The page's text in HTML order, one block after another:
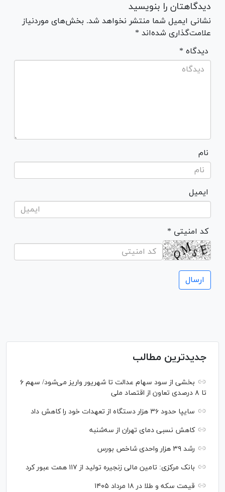
دیدگاهتان را بنویسید
نشانی ایمیل شما منتشر نخواهد شد. بخش‌های موردنیاز
علامت‌گذاری شده‌اند *
* دیدگاه
نام
ایمیل
* کد امنیتی
جدیدترین مطالب
بخشی از سود سهام عدالت تا شهریور واریز می‌شود/ سهم ۶
تا ۸ درصدی تعاون از اقتصاد ملی
سایپا حدود ۳۶ هزار دستگاه از تعهدات خود را کاهش داد
کاهش نسبی دمای تهران از سه‌شنبه
رشد ۳۹ هزار واحدی شاخص بورس
بانک مرکزی: تامین مالی زنجیره تولید از ۱۱۷ همت عبور کرد
قیمت سکه و طلا در ۱۸ مرداد ۱۴۰۵